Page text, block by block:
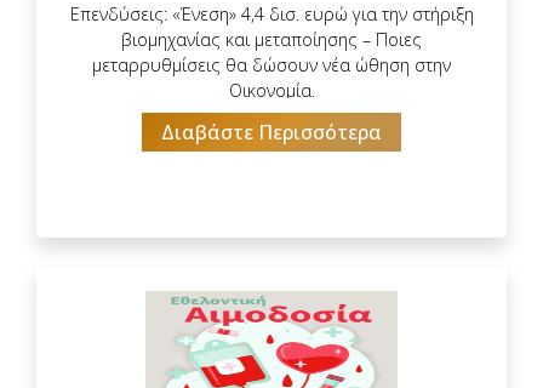
Επενδύσεις: «Ένεση» 4,4 δισ. ευρώ για την στήριξη
βιομηχανίας και μεταποίησης – Ποιες
μεταρρυθμίσεις θα δώσουν νέα ώθηση στην
Οικονομία.
Διαβάστε Περισσότερα